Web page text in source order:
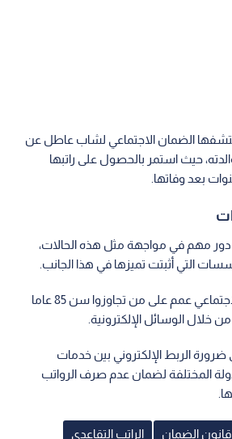
الضمان الاجتماعي لشاب عاطل عن
حيث استمر بالحصول على راتبها
بعد وفاتها.
دور مهم في مواجهة مثل هذه الحالات،
التي أثبتت تميزها في هذا الجانب.
كما أوضح أن الضمان الاجتماعي عمم على من تجاوزوا سن 85 عاما
الوسائل الإلكترونية.
ضرورة الربط الإلكتروني بين خدمات
المختلفة لضمان عدم صرف الرواتب
قانون الضمان الراتب التقاعدي